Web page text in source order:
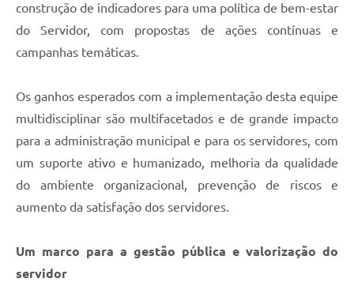
construção de indicadores para uma política de bem-estar
do Servidor, com propostas de ações contínuas e
campanhas temáticas.
Os ganhos esperados com a implementação desta equipe
multidisciplinar são multifacetados e de grande impacto
para a administração municipal e para os servidores, com
um suporte ativo e humanizado, melhoria da qualidade
do ambiente organizacional, prevenção de riscos e
aumento da satisfação dos servidores.
Um marco para a gestão pública e valorização do
servidor